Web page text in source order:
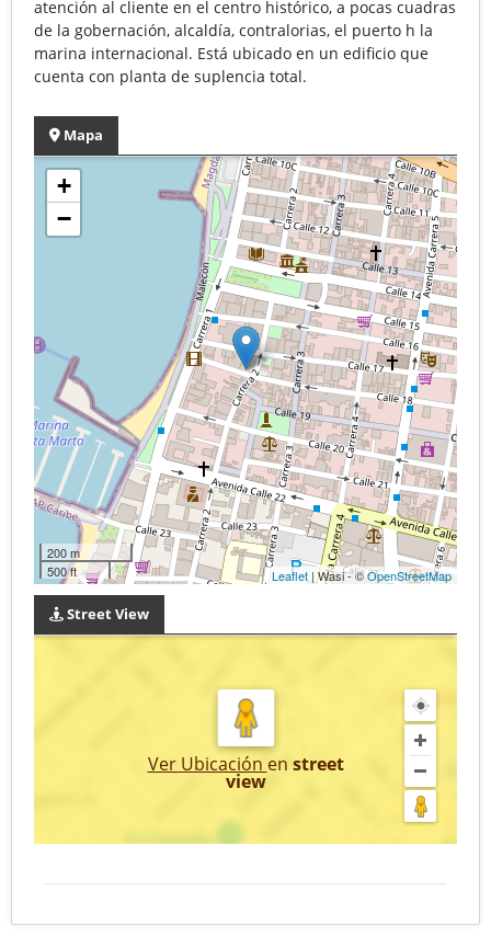
atención al cliente en el centro histórico, a pocas cuadras
de la gobernación, alcaldía, contralorias, el puerto h la
marina internacional. Está ubicado en un edificio que
cuenta con planta de suplencia total.
Mapa
+
−
200 m
500 ft
Leaflet | Wasi - ©OpenStreetMap
Street View
Ver Ubicación en street
view